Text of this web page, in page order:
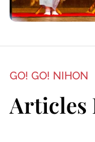
GO! GO! NIHON
Articles